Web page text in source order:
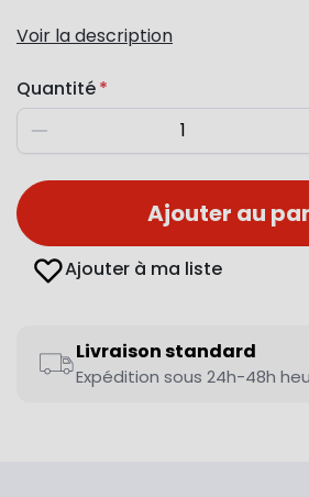
Voir la description
Quantité
Diminuer
Ajouter au
Ajouter à ma liste
Livraison standard
Expédition sous 24h-48h